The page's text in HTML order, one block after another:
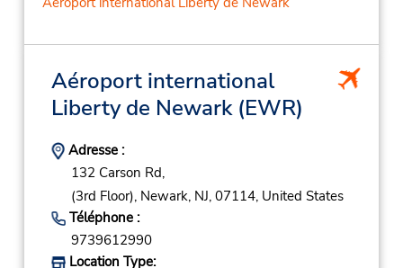
Aéroport international
Liberty de Newark(EWR)
Adresse :
132 Carson Rd,
(3rd Floor), Newark, NJ, 07114, United States
Téléphone :
9739612990
Location Type: